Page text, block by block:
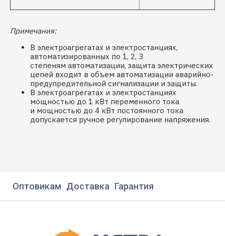
Примечания:
В электроагрегатах и электростанциях,
автоматизированных по 1, 2, 3
степеням автоматизации, защита электрических
цепей входит в объем автоматизации аварийно-
предупредительной сигнализации и защиты.
В электроагрегатах и электростанциях
мощностью до 1 кВт переменного тока
и мощностью до 4 кВт постоянного тока
допускается ручное регулирование напряжения.
Оптовикам Доставка Гарантия